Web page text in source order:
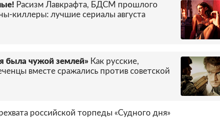
Расизм Лавкрафта, БДСМ прошлого
киллеры: лучшие сериалы августа
была чужой землей» Как русские,
вместе сражались против советской
российской торпеды «Судного дня»